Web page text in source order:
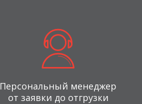
Персональный менеджер
от заявки до отгрузки